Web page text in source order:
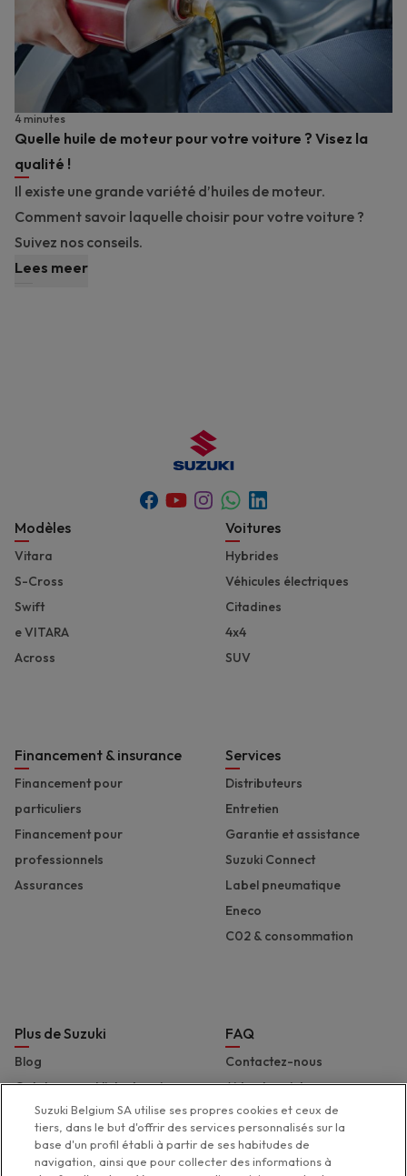
Quelle huile de moteur pour votre voiture ? Visez la
qualité !
4 minutes
Il existe une grande variété d’huiles de moteur.
Comment savoir laquelle choisir pour votre voiture ?
Suivez nos conseils.
Lees meer
Facebook
YoutubeInstagram
Whatsapp
Linkedin
Footer
Modèles
Vitara
S-Cross
Swift
e VITARA
Across
Voitures
Hybrides
Véhicules électriques
Citadines
4x4
SUV
Financement & insurance
Financement pour
particuliers
Financement pour
professionnels
Assurances
Services
Distributeurs
Entretien
Garantie et assistance
Suzuki Connect
Label pneumatique
Eneco
C02 & consommation
Plus de Suzuki
Blog
Catalogues et liste de prix
Presse
Suzuki Marine
Suzuki 2 Wheels
FAQ
Contactez-nous
Aide et assistance
Déclaration d'accessibilité
Suzuki Belgium SA utilise ses propres cookies et ceux de
tiers, dans le but d'offrir des services personnalisés sur la
base d'un profil établi à partir de ses habitudes de
navigation, ainsi que pour collecter des informations à